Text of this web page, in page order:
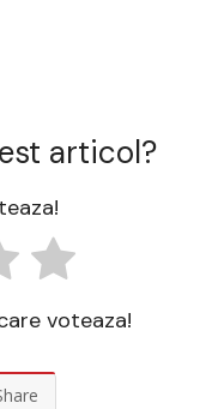
articol?
voteaza!